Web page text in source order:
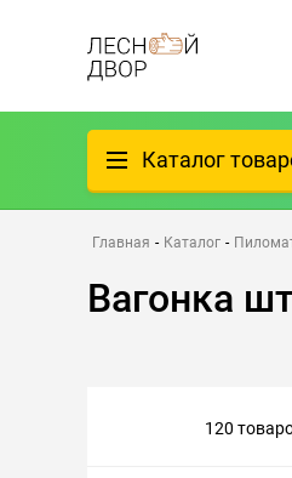
Каталог
Фанера
Пиломатериалы
Всё для бани
Главная - Каталог -
Вагонка
120